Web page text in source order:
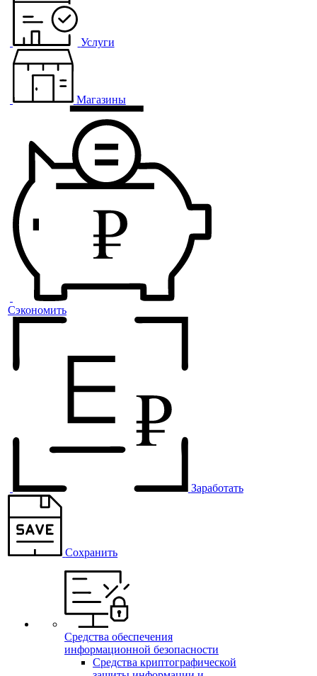
Услуги
Магазины
Сэкономить
Заработать
Сохранить
Средства обеспечения
информационной безопасности
Средства криптографической